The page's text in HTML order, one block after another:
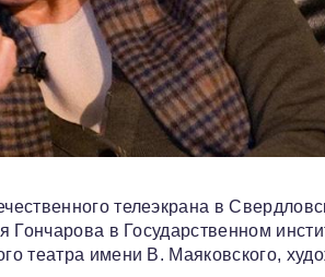
телеэкрана в
в Государственном
театра имени В. Маяковского,